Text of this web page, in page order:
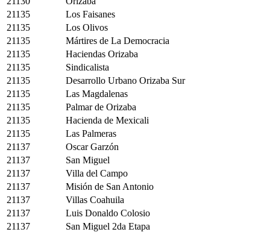
21135
Los Faisanes
21135
Los Olivos
21135
Mártires de La Democracia
21135
Haciendas Orizaba
21135
Sindicalista
21135
Desarrollo Urbano Orizaba Sur
21135
Las Magdalenas
21135
Palmar de Orizaba
21135
Hacienda de Mexicali
21135
Las Palmeras
21137
Oscar Garzón
21137
San Miguel
21137
Villa del Campo
21137
Misión de San Antonio
21137
Villas Coahuila
21137
Luis Donaldo Colosio
21137
San Miguel 2da Etapa